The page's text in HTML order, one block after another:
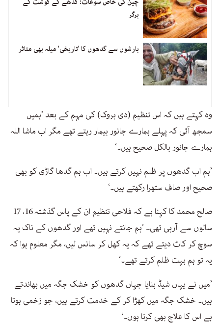
برگر
بارشوں سے گدھوں کا 'تاریخی' میلہ بھی متاثر
وہ کہتے ہیں کہ اس تنظیم (دی بروک) کی مہم کے بعد ’ہمیں
سمجھ آئی کہ پہلے ہمارے جانور بیمار رہتے تھے مگر اب ماشا اللہ
ہمارے جانور بالکل صحیح ہیں۔‘
’ہم اب گدھوں پر ظلم نہیں کرتے ہیں۔ اب ہم گدھا گاڑی کو بھی
صحیح اور صاف ستھرا رکھتے ہیں۔‘
صالح محمد کا کہنا ہے کہ فلاحی تنظیم ان کے پاس گذشتہ 16، 17
سالوں سے آرہی تھی۔ ’ہم جانتے نہیں تھے اور گدھوں کے ناک یہ
سوچ کر کاٹ دیتے تھے کہ یہ کھل کر سانس لیں، مگر معلوم ہوا کہ
یہ تو ہم بہت ظلم کرتے تھے۔‘
’میں نے یہاں شیڈ بنایا جہاں گدھوں کو خشک جگہ میں بھاندتے
ہیں۔ خشک جگہ میں کھڑا کر کے خدمت کرتے ہیں، جو زخمی ہوتا
ہے اس کا علاج بھی کرتا ہوں۔‘